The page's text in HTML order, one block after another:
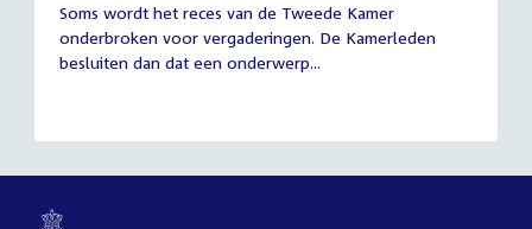
juli
2026
Soms wordt het reces van de Tweede Kamer
onderbroken voor vergaderingen. De Kamerleden
besluiten dan dat een onderwerp...